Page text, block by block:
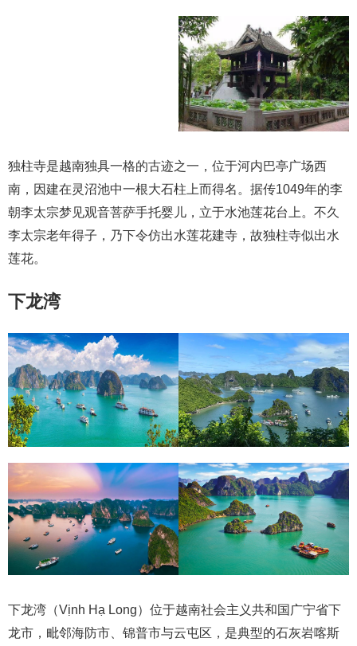
独柱寺是越南独具一格的古迹之一，位于河内巴亭广场西
南，因建在灵沼池中一根大石柱上而得名。据传1049年的李
朝李太宗梦见观音菩萨手托婴儿，立于水池莲花台上。不久
李太宗老年得子，乃下令仿出水莲花建寺，故独柱寺似出水
莲花。
下龙湾
下龙湾（Vịnh Hạ Long）位于越南社会主义共和国广宁省下
龙市，毗邻海防市、锦普市与云屯区，是典型的石灰岩喀斯